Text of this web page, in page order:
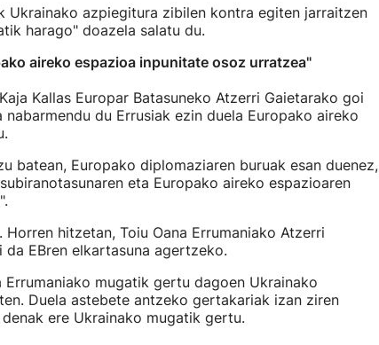
Ukrainako azpiegitura zibilen kontra egiten jarraitzen
harago" doazela salatu du.
aireko espazioa inpunitate osoz urratzea"
Kallas Europar Batasuneko Atzerri Gaietarako goi
du Errusiak ezin duela Europako aireko
batean, Europako diplomaziaren buruak esan duenez,
eta Europako aireko espazioaren
hitzetan, Toiu Oana Errumaniako Atzerri
EBren elkartasuna agertzeko.
Errumaniako mugatik gertu dagoen Ukrainako
Duela astebete antzeko gertakariak izan ziren
ere Ukrainako mugatik gertu.